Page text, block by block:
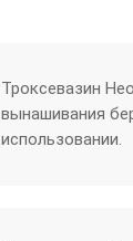
Троксевазин
вынашивания
использовании.